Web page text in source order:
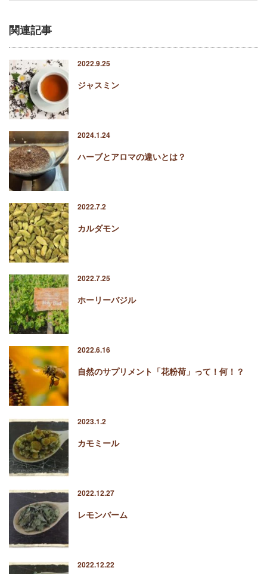
関連記事
2022.9.25
ジャスミン
2024.1.24
ハーブとアロマの違いとは？
2022.7.2
カルダモン
2022.7.25
ホーリーバジル
2022.6.16
自然のサプリメント「花粉荷」って！何！？
2023.1.2
カモミール
2022.12.27
レモンバーム
2022.12.22